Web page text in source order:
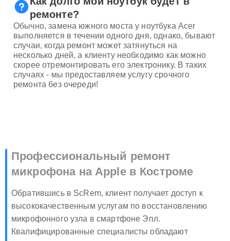
ремонте?
Обычно, замена южного моста у ноутбука Acer
выполняется в течении одного дня, однако, бывают
случаи, когда ремонт может затянуться на
несколько дней, а клиенту необходимо как можно
скорее отремонтировать его электронику. В таких
случаях - мы предоставляем услугу срочного
ремонта без очереди!
Профессиональный ремонт
микрофона на Apple в Костроме
Обратившись в ScRem, клиент получает доступ к
высококачественным услугам по восстановлению
микрофонного узла в смартфоне Эпл.
Квалифицированные специалисты обладают